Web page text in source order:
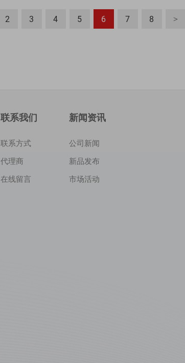
2 3 4 5 6 7 8 >
联系我们
联系方式
代理商
在线留言
新闻资讯
公司新闻
新品发布
市场活动